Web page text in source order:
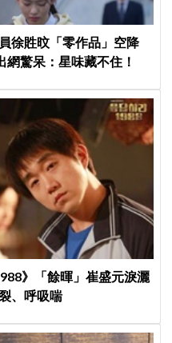
徐貹旼「零作品」空降
網驚呆：星味藏不住！
》「餘暉」崔盛元淚灑
、呼吸喘